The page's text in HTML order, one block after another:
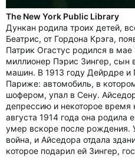
The New York Public Library
Дункан родила троих детей,
Беатрис, от Гордона Крэга,
Патрик Огастус родился в
миллионер Пэрис Зингер,
машин. В 1913 году Дейрдре и
Париже: автомобиль, в
шофером, упал в Сену.
депрессию и некоторое время
августа 1914 года она
умер вскоре после
война, и Айседора отдала
которое подарил ей Зингер,